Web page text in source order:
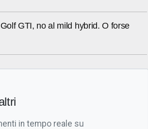
GTI, no al mild hybrid. O forse
in tempo reale su